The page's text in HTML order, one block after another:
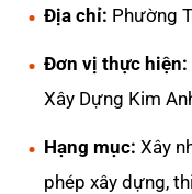
Địa chỉ: Phường
Đơn vị thực hiện:
Xây Dựng Kim
Hạng mục: Xây
phép xây dựng,